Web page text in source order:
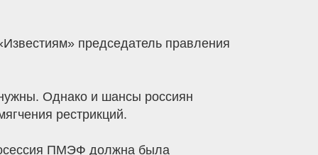
председатель правления
Однако и шансы россиян
рестрикций.
ПМЭФ должна была